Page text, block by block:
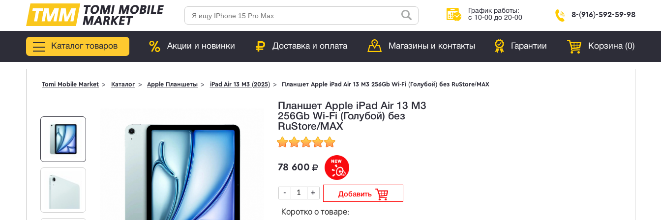
График работы:
с 10-00 до 20-00
8-(916)-592-59-98
Каталог товаров Акции и новинки Доставка и оплата Магазины и контакты Гарантии Корзина (0)
Tomi Mobile Market Каталог Apple Планшеты iPad Air 13 M3 (2025) Планшет Apple iPad Air 13 M3 256Gb Wi-Fi (Голубой) без RuStore/MAX
Планшет Apple iPad Air 13 M3
256Gb Wi-Fi (Голубой) без
RuStore/MAX
78 600
- + Добавить
Коротко о товаре: